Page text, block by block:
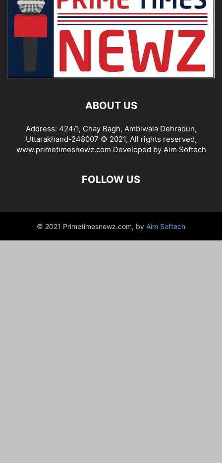
ABOUT US
Address: 424/1, Chay Bagh, Ambiwala Dehradun,
Uttarakhand-248007 © 2021, All rights reserved,
www.primetimesnewz.com Developed by Aim Softech
FOLLOW US
© 2021 Primetimesnewz.com, by Aim Softech